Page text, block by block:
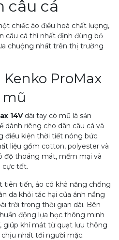
câu cá
chiếc áo điều hoà chất lượng,
câu cá thì nhất định đừng bỏ
chuộng nhất trên thị trường
Kenko ProMax
mũ
14Vdài tay có mũ là sản
dành riêng cho dân câu cá và
điều kiện thời tiết nóng bức.
liệu gồm cotton, polyester và
độ thoáng mát, mềm mại và
cực tốt.
tiến, áo có khả năng chống
da khỏi tác hại của ánh nắng
trời trong thời gian dài. Bên
động lựa học thông minh
giúp khí mát từ quạt lưu thông
nhất tới người mặc.